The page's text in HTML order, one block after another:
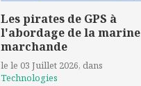
Les pirates de GPS à
l'abordage de la marine
marchande
le le 03 Juillet 2026, dans
Technologies